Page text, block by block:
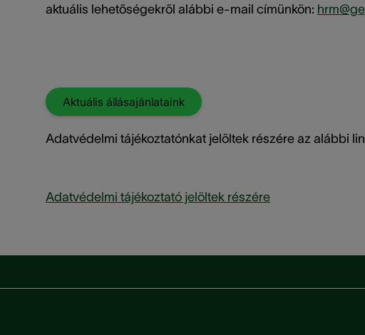
aktuális lehetőségekről alábbi e-mail címünkön:
Aktuális állásajánlataink
Adatvédelmi tájékoztatónkat jelöltek részére az alábbi
Adatvédelmi tájékoztató jelöltek részére